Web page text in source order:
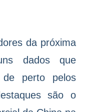
da próxima
dados que
de perto pelos
são o